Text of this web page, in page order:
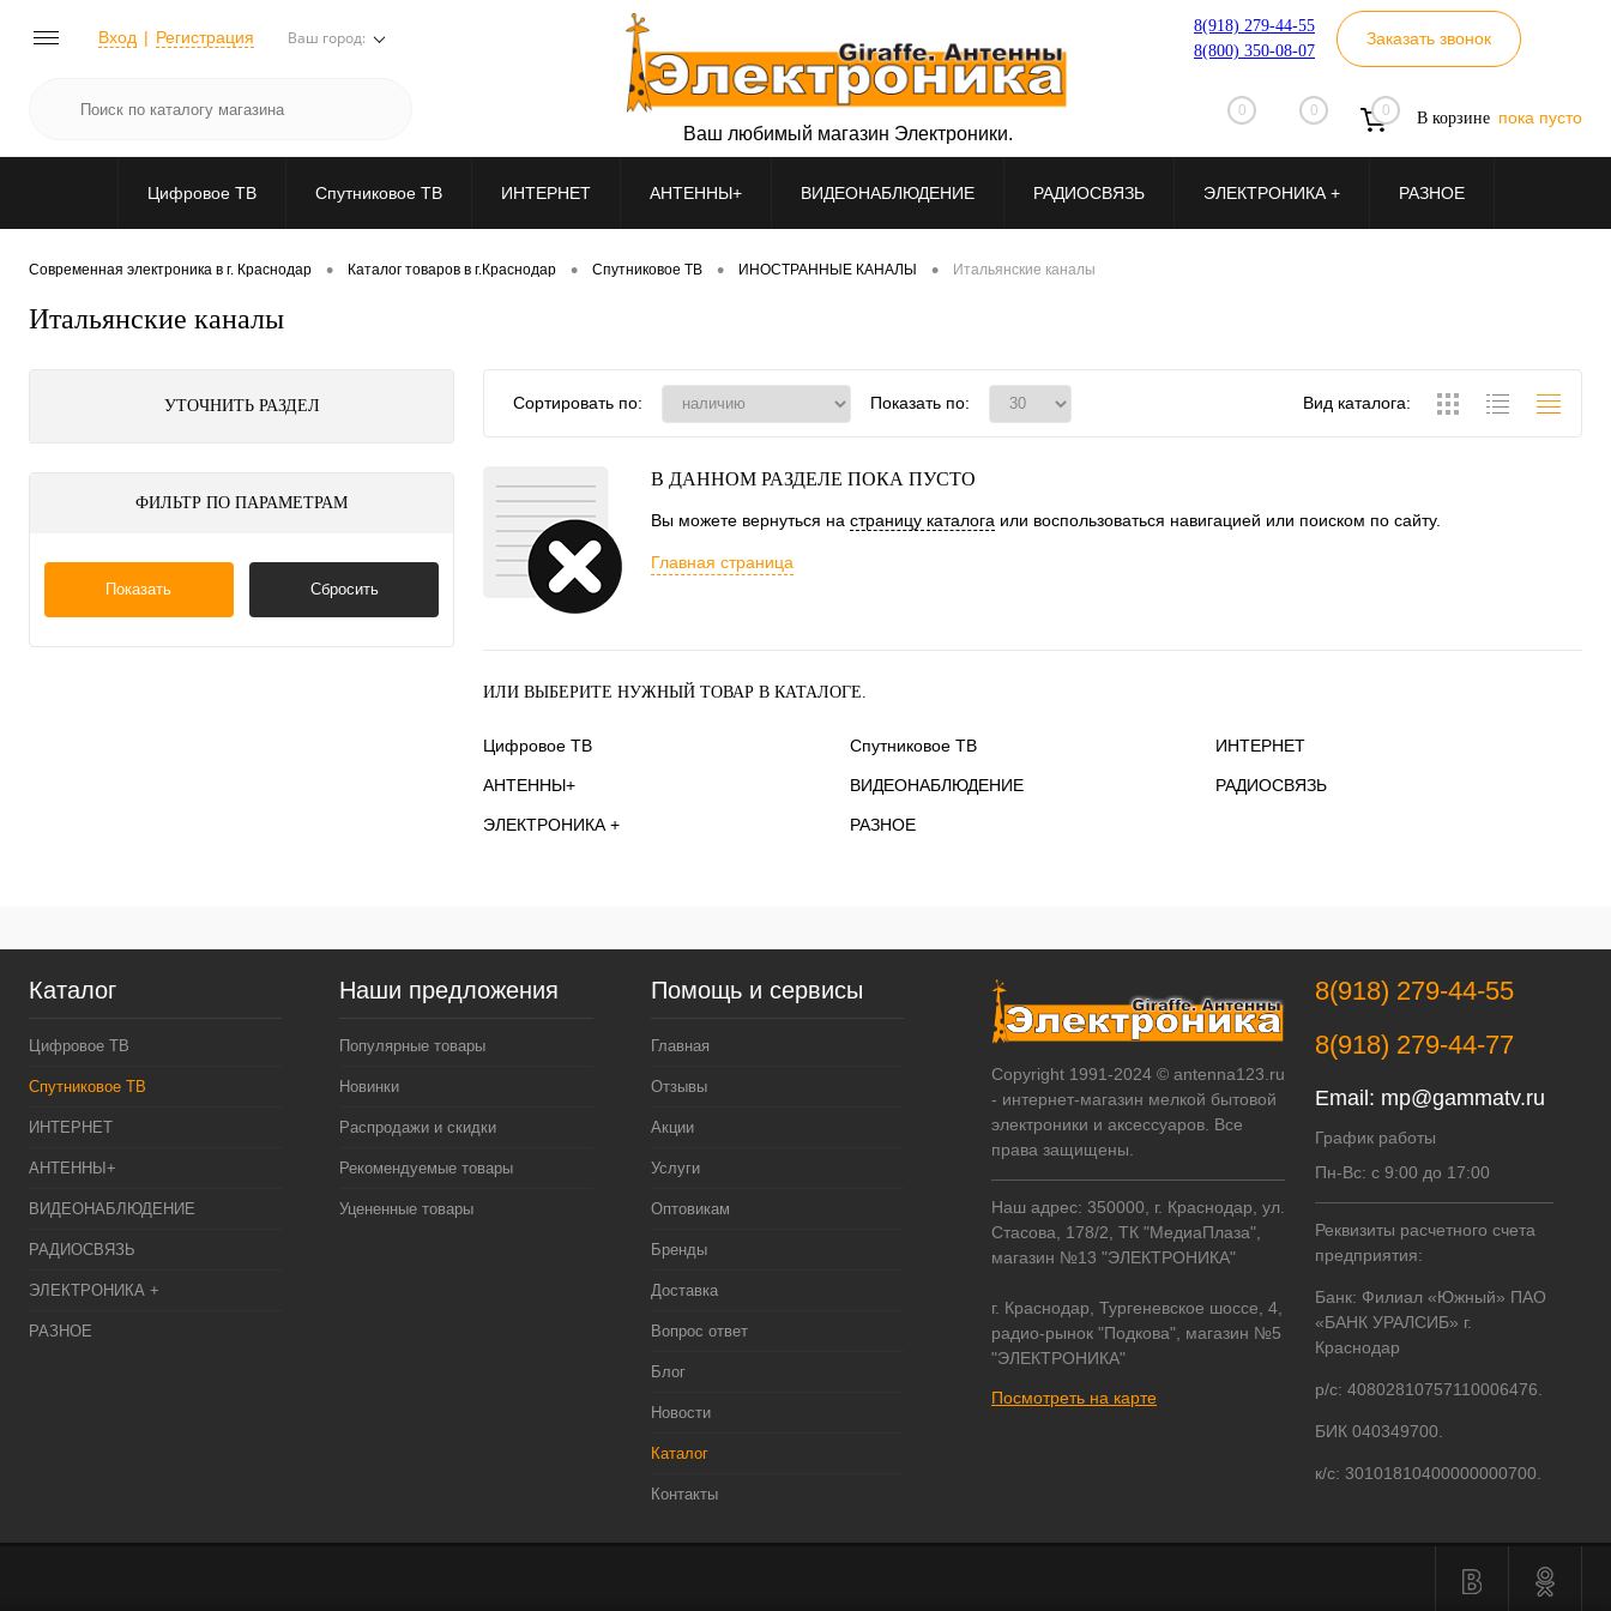
Вход Регистрация Ваш город:
8(918) 279-44-55
8(800) 350-08-07
Заказать звонок
0 0 0 В корзине пока пусто
Ваш любимый магазин Электроники.
Цифровое ТВ Спутниковое ТВ ИНТЕРНЕТ АНТЕННЫ+ ВИДЕОНАБЛЮДЕНИЕ РАДИОСВЯЗЬ ЭЛЕКТРОНИКА + РАЗНОЕ
Современная электроника в г. Краснодар • Каталог товаров в г.Краснодар • Спутниковое ТВ • ИНОСТРАННЫЕ КАНАЛЫ • Итальянские каналы
Итальянские каналы
УТОЧНИТЬ РАЗДЕЛ
ФИЛЬТР ПО ПАРАМЕТРАМ
Показать Сбросить
Сортировать по: Показать по: Вид каталога:
В ДАННОМ РАЗДЕЛЕ ПОКА ПУСТО
Вы можете вернуться на страницу каталога или воспользоваться навигацией или поиском по сайту.
Главная страница
ИЛИ ВЫБЕРИТЕ НУЖНЫЙ ТОВАР В КАТАЛОГЕ.
Цифровое ТВ Спутниковое ТВ ИНТЕРНЕТ
АНТЕННЫ+ ВИДЕОНАБЛЮДЕНИЕ РАДИОСВЯЗЬ
ЭЛЕКТРОНИКА + РАЗНОЕ
Каталог
Цифровое ТВ
Спутниковое ТВ
ИНТЕРНЕТ
АНТЕННЫ+
ВИДЕОНАБЛЮДЕНИЕ
РАДИОСВЯЗЬ
ЭЛЕКТРОНИКА +
РАЗНОЕ
Наши предложения
Популярные товары
Новинки
Распродажи и скидки
Рекомендуемые товары
Уцененные товары
Помощь и сервисы
Главная
Отзывы
Акции
Услуги
Оптовикам
Бренды
Доставка
Вопрос ответ
Блог
Новости
Каталог
Контакты
Copyright 1991-2024 © antenna123.ru
- интернет-магазин мелкой бытовой
электроники и аксессуаров. Все
права защищены.
Наш адрес: 350000, г. Краснодар, ул.
Стасова, 178/2, ТК "МедиаПлаза",
магазин №13 "ЭЛЕКТРОНИКА"
г. Краснодар, Тургеневское шоссе, 4,
радио-рынок "Подкова", магазин №5
"ЭЛЕКТРОНИКА"
Посмотреть на карте
8(918) 279-44-55
8(918) 279-44-77
Email: mp@gammatv.ru
График работы
Пн-Вс: с 9:00 до 17:00
Реквизиты расчетного счета
предприятия:
Банк: Филиал «Южный» ПАО
«БАНК УРАЛСИБ» г.
Краснодар
р/с: 40802810757110006476.
БИК 040349700.
к/с: 30101810400000000700.